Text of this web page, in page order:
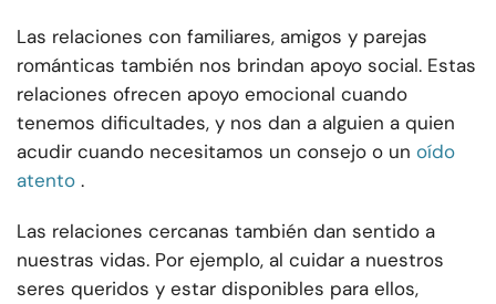
Las relaciones con familiares, amigos y parejas
románticas también nos brindan apoyo social. Estas
relaciones ofrecen apoyo emocional cuando
tenemos dificultades, y nos dan a alguien a quien
acudir cuando necesitamos un consejo o un oído
atento .
Las relaciones cercanas también dan sentido a
nuestras vidas. Por ejemplo, al cuidar a nuestros
seres queridos y estar disponibles para ellos,